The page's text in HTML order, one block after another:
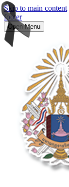
Skip to main content
footer
Open Menu